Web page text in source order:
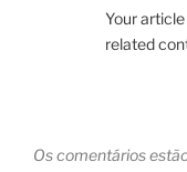
Your
related
Os comentários